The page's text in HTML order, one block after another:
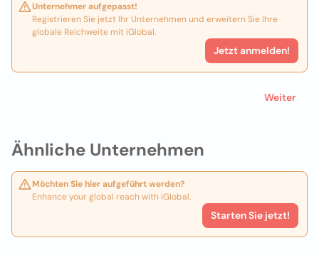
Ähnliche Unternehmen
Möchten Sie hier aufgeführt werden?
Enhance your global reach with iGlobal.
Starten Sie jetzt!
Unternehmer aufgepasst!
Registrieren Sie jetzt Ihr Unternehmen und erweitern Sie Ihre
globale Reichweite mit iGlobal.
Jetzt anmelden!
Weiter